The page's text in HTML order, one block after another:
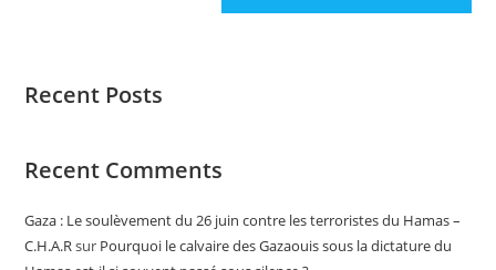
Recent Posts
Recent Comments
Gaza : Le soulèvement du 26 juin contre les terroristes du Hamas –
C.H.A.Rsur Pourquoi le calvaire des Gazaouis sous la dictature du